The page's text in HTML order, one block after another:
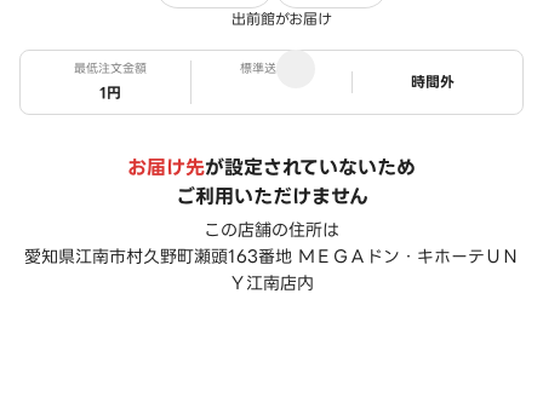
出前館がお届け
最低注文金額
1円
標準送料
ステータス
時間外
お届け先が設定されていないため
ご利用いただけません
この店舗の住所は
愛知県江南市村久野町瀬頭163番地 ＭＥＧＡドン・キホーテＵＮ
Ｙ江南店内